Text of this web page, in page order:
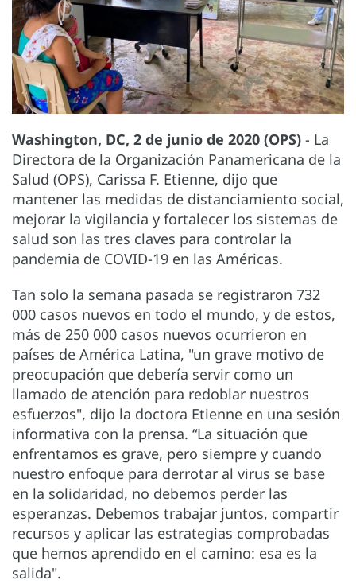
Washington, DC, 2 de junio de 2020 (OPS) - La
Directora de la Organización Panamericana de la
Salud (OPS), Carissa F. Etienne, dijo que
mantener las medidas de distanciamiento social,
mejorar la vigilancia y fortalecer los sistemas de
salud son las tres claves para controlar la
pandemia de COVID-19 en las Américas.
Tan solo la semana pasada se registraron 732
000 casos nuevos en todo el mundo, y de estos,
más de 250 000 casos nuevos ocurrieron en
países de América Latina, "un grave motivo de
preocupación que debería servir como un
llamado de atención para redoblar nuestros
esfuerzos", dijo la doctora Etienne en una sesión
informativa con la prensa. “La situación que
enfrentamos es grave, pero siempre y cuando
nuestro enfoque para derrotar al virus se base
en la solidaridad, no debemos perder las
esperanzas. Debemos trabajar juntos, compartir
recursos y aplicar las estrategias comprobadas
que hemos aprendido en el camino: esa es la
salida".